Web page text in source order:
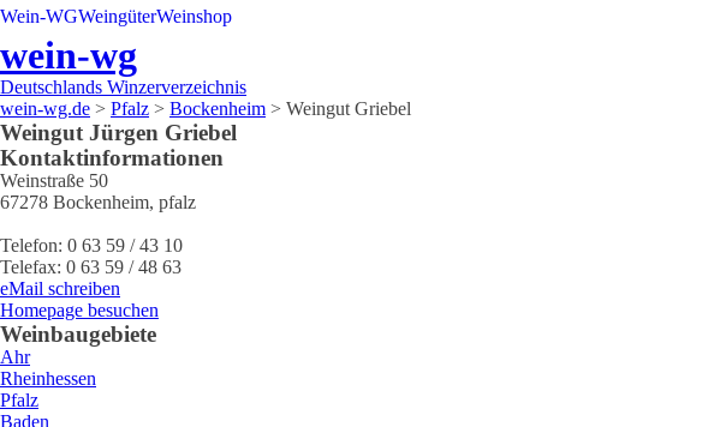
Wein-WGWeingüterWeinshop
wein-wg
Deutschlands Winzerverzeichnis
wein-wg.de > Pfalz > Bockenheim > Weingut Griebel
Weingut Jürgen Griebel
Kontaktinformationen
Weinstraße 50
67278 Bockenheim, pfalz
Telefon: 0 63 59 / 43 10
Telefax: 0 63 59 / 48 63
eMail schreiben
Homepage besuchen
Weinbaugebiete
Ahr
Rheinhessen
Pfalz
Baden